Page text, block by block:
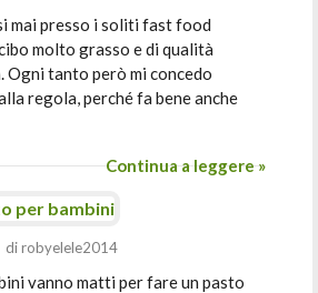
mai presso i soliti fast food
molto grasso e di qualità
Ogni tanto però mi concedo
regola, perché fa bene anche
Continua a leggere »
per bambini
di robyelele2014
vanno matti per fare un pasto